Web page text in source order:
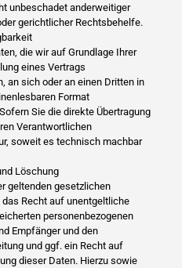
unbeschadet anderweitiger
gerichtlicher Rechtsbehelfe.
die wir auf Grundlage Ihrer
eines Vertrags
an sich oder an einen Dritten in
Format
Sie die direkte Übertragung
Verantwortlichen
soweit es technisch machbar
Löschung
geltenden gesetzlichen
Recht auf unentgeltliche
personenbezogenen
Empfänger und den
und ggf. ein Recht auf
dieser Daten. Hierzu sowie